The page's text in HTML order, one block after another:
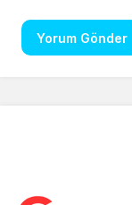
Yorum Gönder